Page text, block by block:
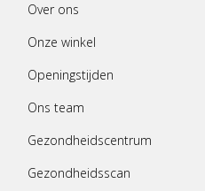
Over ons
Onze winkel
Openingstijden
Ons team
Gezondheidscentrum
Gezondheidsscan